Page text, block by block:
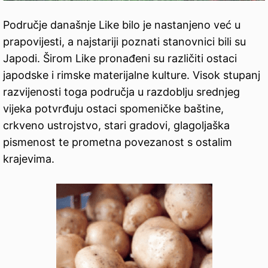
Područje današnje Like bilo je nastanjeno već u
prapovijesti, a najstariji poznati stanovnici bili su
Japodi. Širom Like pronađeni su različiti ostaci
japodske i rimske materijalne kulture. Visok stupanj
razvijenosti toga područja u razdoblju srednjeg
vijeka potvrđuju ostaci spomeničke baštine,
crkveno ustrojstvo, stari gradovi, glagoljaška
pismenost te prometna povezanost s ostalim
krajevima.